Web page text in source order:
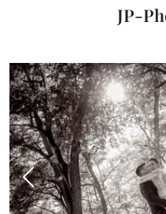
JP-
Vorheriges Bild